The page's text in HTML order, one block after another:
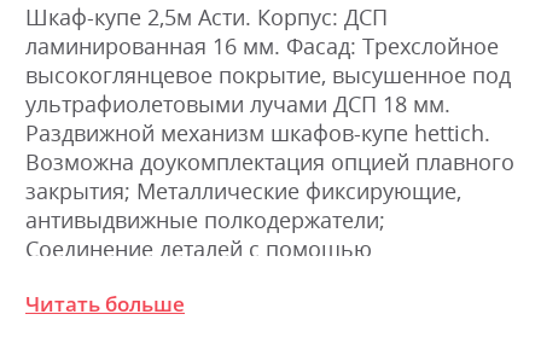
Шкаф-купе 2,5м Асти. Корпус: ДСП
ламинированная 16 мм. Фасад: Трехслойное
высокоглянцевое покрытие, высушенное под
ультрафиолетовыми лучами ДСП 18 мм.
Раздвижной механизм шкафов-купе hettich.
Возможна доукомплектация опцией плавного
закрытия; Металлические фиксирующие,
антивыдвижные полкодержатели;
Соединение деталей с помощью
Ширина 250.0см, Высота 211.0см, Глубина
Читать больше